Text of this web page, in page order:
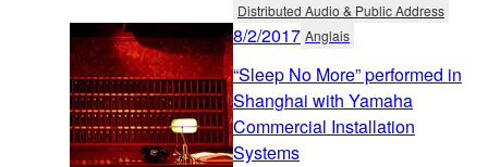
Distributed Audio & Public Address
8/2/2017 Anglais
“Sleep No More” performed in
Shanghai with Yamaha
Commercial Installation
Systems